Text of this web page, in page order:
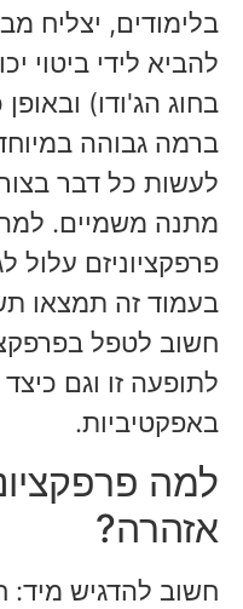
בלימודים, יצליח
להביא לידי ביטוי
בחוג הג'ודו)
ברמה גבוהה
לעשות כל דבר
מתנה משמיים.
פרפקציוניזם
בעמוד זה תמצאו
חשוב לטפל
לתופעה זו וגם
באפקטיביות.
למה
אזהרה?
חשוב להדגיש